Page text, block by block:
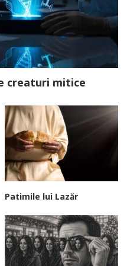
creaturi mitice
Patimile lui Lazăr